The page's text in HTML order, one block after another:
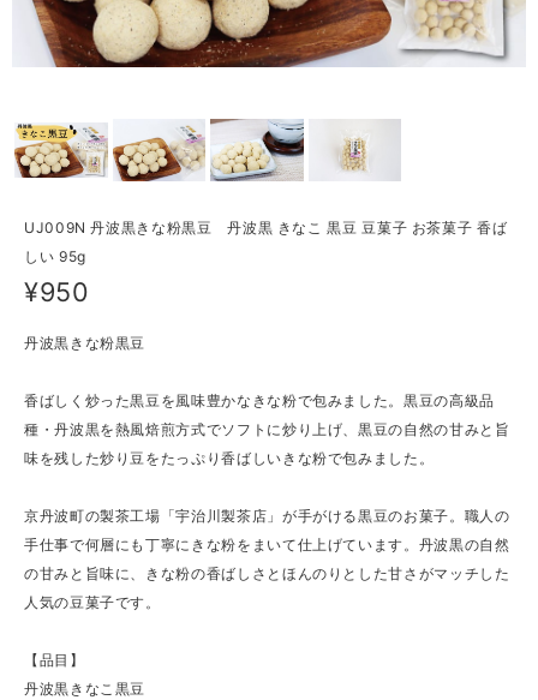
UJ009N 丹波黒きな粉黒豆 丹波黒 きなこ 黒豆 豆菓子 お茶菓子 香ば
しい 95g
¥950
丹波黒きな粉黒豆
香ばしく炒った黒豆を風味豊かなきな粉で包みました。黒豆の高級品
種・丹波黒を熱風焙煎方式でソフトに炒り上げ、黒豆の自然の甘みと旨
味を残した炒り豆をたっぷり香ばしいきな粉で包みました。
京丹波町の製茶工場「宇治川製茶店」が手がける黒豆のお菓子。職人の
手仕事で何層にも丁寧にきな粉をまいて仕上げています。丹波黒の自然
の甘みと旨味に、きな粉の香ばしさとほんのりとした甘さがマッチした
人気の豆菓子です。
【品目】
丹波黒きなこ黒豆